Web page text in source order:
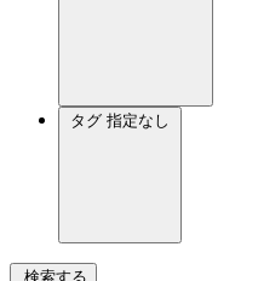
タグ 指定なし
検索する